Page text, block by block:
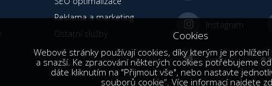
Reklama a marketing
Ostatní služby
Instagram
Twitter
Cookies
Webové stránky používají cookies, díky kterým je
a snazší. Ke zpracování některých cookies potřebujeme
dáte kliknutím na "Přijmout vše", nebo nastavte
souborů cookie“. Více informací najdete